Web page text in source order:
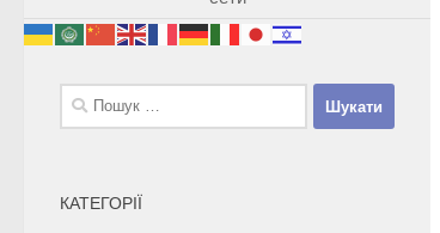
Пошук:
КАТЕГОРІЇ